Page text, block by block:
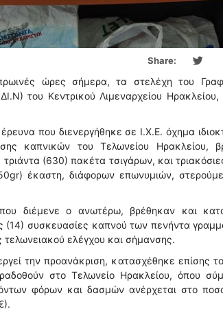
Share:
ώρες σήμερα, τα στελέχη του
του Κεντρικού Λιμεναρχείου
που διενεργήθηκε σε Ι.Χ.Ε. όχημα
καπνικών του Τελωνείου Ηρακλείου,
(630) πακέτα τσιγάρων, και
έκαστη, διάφορων επωνυμιών,
διέμενε ο ανωτέρω, βρέθηκαν και
(14) συσκευασίες καπνού των πενήντα
ελέγχου και σήμανσης.
την προανάκριση, κατασχέθηκε επίσης
στο Τελωνείο Ηρακλείου, όπου
φόρων και δασμών ανέρχεται στο